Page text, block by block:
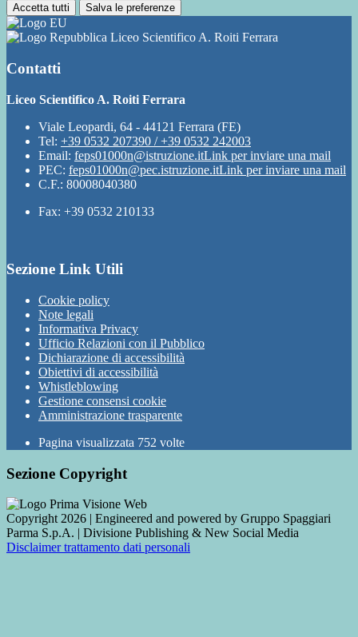
Accetta tutti Salva le preferenze
Liceo Scientifico A. Roiti Ferrara
Contatti
Liceo Scientifico A. Roiti Ferrara
Viale Leopardi, 64 - 44121 Ferrara (FE)
Tel: +39 0532 207390 / +39 0532 242003
Email: feps01000n@istruzione.itLink per inviare una mail
PEC: feps01000n@pec.istruzione.itLink per inviare una mail
C.F.: 80008040380
Fax: +39 0532 210133
Sezione Link Utili
Cookie policy
Note legali
Informativa Privacy
Ufficio Relazioni con il Pubblico
Dichiarazione di accessibilità
Obiettivi di accessibilità
Whistleblowing
Gestione consensi cookie
Amministrazione trasparente
Pagina visualizzata 752 volte
Sezione Copyright
Copyright 2026 | Engineered and powered by Gruppo Spaggiari
Parma S.p.A. | Divisione Publishing & New Social Media
Disclaimer trattamento dati personali